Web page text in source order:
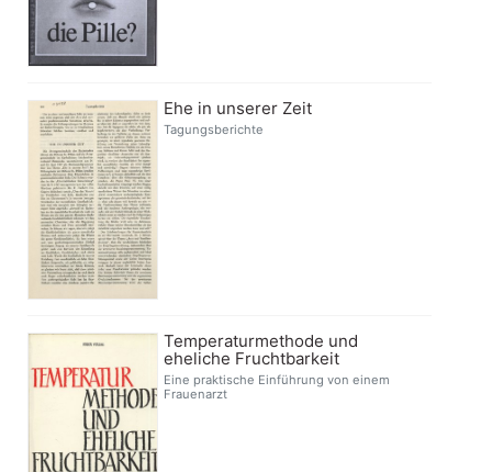
Ehe in unserer Zeit
Tagungsberichte
Temperaturmethode und
eheliche Fruchtbarkeit
Eine praktische Einführung von einem
Frauenarzt